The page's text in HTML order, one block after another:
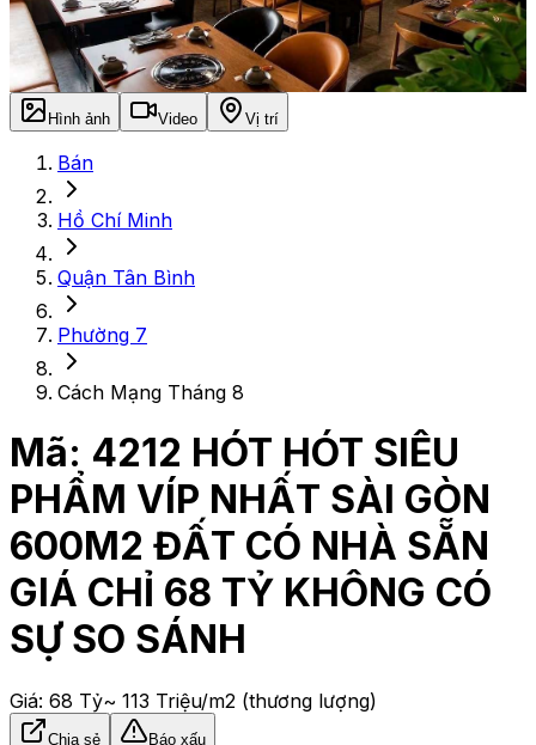
Hình ảnh Video Vị trí
Bán
Hồ Chí Minh
Quận Tân Bình
Phường 7
Cách Mạng Tháng 8
Mã: 4212 HÓT HÓT SIÊU
PHẨM VÍP NHẤT SÀI GÒN
600M2 ĐẤT CÓ NHÀ SẴN
GIÁ CHỈ 68 TỶ KHÔNG CÓ
SỰ SO SÁNH
Giá: 68 Tỷ~ 113 Triệu/m2 (thương lượng)
Chia sẻ Báo xấu